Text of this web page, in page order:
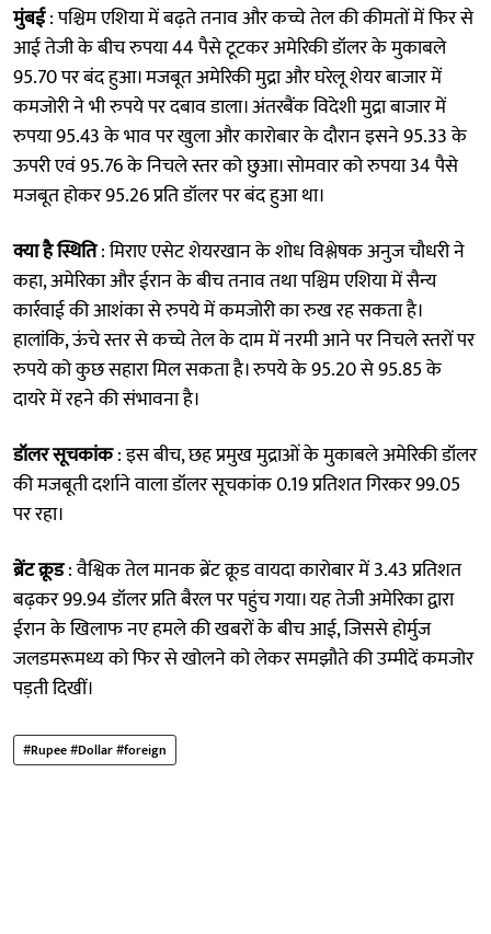
मुंबई: पश्चिम एशिया में बढ़ते तनाव और कच्चे तेल की कीमतों में फिर से
आई तेजी के बीच रुपया 44 पैसे टूटकर अमेरिकी डॉलर के मुकाबले
95.70 पर बंद हुआ। मजबूत अमेरिकी मुद्रा और घरेलू शेयर बाजार में
कमजोरी ने भी रुपये पर दबाव डाला। अंतरबैंक विदेशी मुद्रा बाजार में
रुपया 95.43 के भाव पर खुला और कारोबार के दौरान इसने 95.33 के
ऊपरी एवं 95.76 के निचले स्तर को छुआ। सोमवार को रुपया 34 पैसे
मजबूत होकर 95.26 प्रति डॉलर पर बंद हुआ था।
क्या है स्थिति: मिराए एसेट शेयरखान के शोध विश्लेषक अनुज चौधरी ने
कहा, अमेरिका और ईरान के बीच तनाव तथा पश्चिम एशिया में सैन्य
कार्रवाई की आशंका से रुपये में कमजोरी का रुख रह सकता है।
हालांकि, ऊंचे स्तर से कच्चे तेल के दाम में नरमी आने पर निचले स्तरों पर
रुपये को कुछ सहारा मिल सकता है। रुपये के 95.20 से 95.85 के
दायरे में रहने की संभावना है।
डॉलर सूचकांक: इस बीच, छह प्रमुख मुद्राओं के मुकाबले अमेरिकी डॉलर
की मजबूती दर्शाने वाला डॉलर सूचकांक 0.19 प्रतिशत गिरकर 99.05
पर रहा।
ब्रेंट क्रूड: वैश्विक तेल मानक ब्रेंट क्रूड वायदा कारोबार में 3.43 प्रतिशत
बढ़कर 99.94 डॉलर प्रति बैरल पर पहुंच गया। यह तेजी अमेरिका द्वारा
ईरान के खिलाफ नए हमले की खबरों के बीच आई, जिससे होर्मुज
जलडमरूमध्य को फिर से खोलने को लेकर समझौते की उम्मीदें कमजोर
पड़ती दिखीं।
#Rupee #Dollar #foreign